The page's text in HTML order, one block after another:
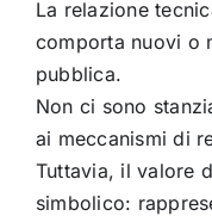
La relazione
comporta nuovi o
pubblica.
Non ci sono
ai meccanismi di
Tuttavia, il valore
simbolico: